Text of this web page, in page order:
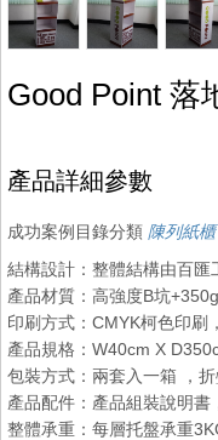
Good Point 落
產品詳細參數
成功案例目錄分類 陳列紙櫃
結構設計：整體結構由百匯
產品材質：高強度B坑
印刷方式：CMYK柯色印刷
產品規格：W40cm X
包裝方式：兩套入一箱 ，
產品配件：產品組裝說明書
整體承重：每層托盤承重